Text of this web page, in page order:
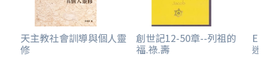
天主教社會訓導與個人靈
修
創世記12-50章--列祖的
福.祿.壽
E-
迷.